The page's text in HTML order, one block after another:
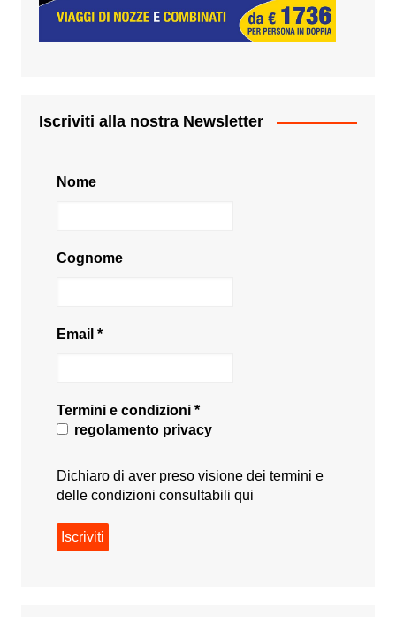
Iscriviti alla nostra Newsletter
Nome
Cognome
Email *
Termini e condizioni *
regolamento privacy
Dichiaro di aver preso visione dei termini e
delle condizioni consultabili qui